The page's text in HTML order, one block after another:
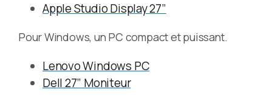
Apple Studio Display 27”
Pour Windows, un PC compact et puissant.
Lenovo Windows PC
Dell 27” Moniteur